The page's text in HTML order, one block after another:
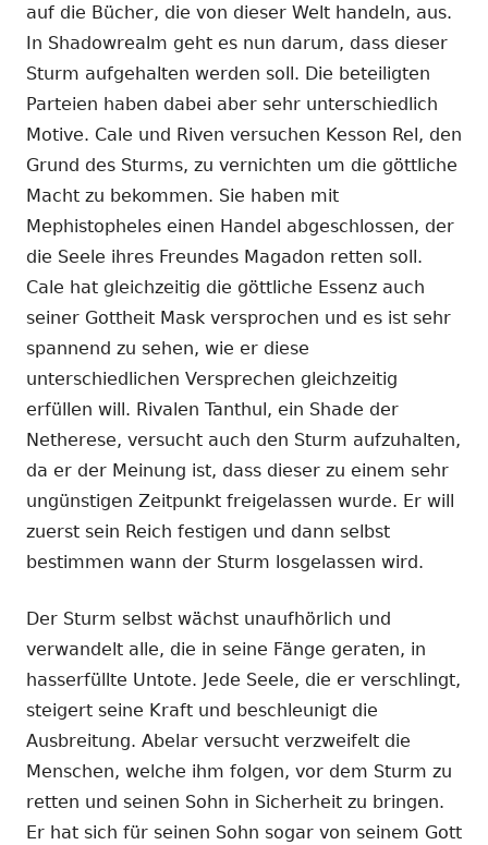
auf die Bücher, die von dieser Welt handeln, aus.
In Shadowrealm geht es nun darum, dass dieser
Sturm aufgehalten werden soll. Die beteiligten
Parteien haben dabei aber sehr unterschiedlich
Motive. Cale und Riven versuchen Kesson Rel, den
Grund des Sturms, zu vernichten um die göttliche
Macht zu bekommen. Sie haben mit
Mephistopheles einen Handel abgeschlossen, der
die Seele ihres Freundes Magadon retten soll.
Cale hat gleichzeitig die göttliche Essenz auch
seiner Gottheit Mask versprochen und es ist sehr
spannend zu sehen, wie er diese
unterschiedlichen Versprechen gleichzeitig
erfüllen will. Rivalen Tanthul, ein Shade der
Netherese, versucht auch den Sturm aufzuhalten,
da er der Meinung ist, dass dieser zu einem sehr
ungünstigen Zeitpunkt freigelassen wurde. Er will
zuerst sein Reich festigen und dann selbst
bestimmen wann der Sturm losgelassen wird.
Der Sturm selbst wächst unaufhörlich und
verwandelt alle, die in seine Fänge geraten, in
hasserfüllte Untote. Jede Seele, die er verschlingt,
steigert seine Kraft und beschleunigt die
Ausbreitung. Abelar versucht verzweifelt die
Menschen, welche ihm folgen, vor dem Sturm zu
retten und seinen Sohn in Sicherheit zu bringen.
Er hat sich für seinen Sohn sogar von seinem Gott